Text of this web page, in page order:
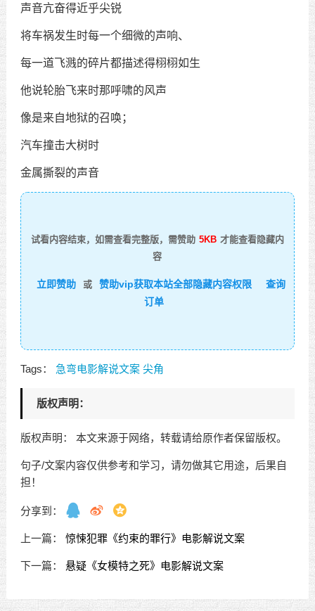
声音亢奋得近乎尖锐
将车祸发生时每一个细微的声响、
每一道飞溅的碎片都描述得栩栩如生
他说轮胎飞来时那呼啸的风声
像是来自地狱的召唤；
汽车撞击大树时
金属撕裂的声音
试看内容结束，如需查看完整版，需赞助 5KB 才能查看隐藏内
容
立即赞助 或 赞助vip获取本站全部隐藏内容权限
查询
订单
Tags： 急弯电影解说文案 尖角
版权声明：
版权声明： 本文来源于网络，转载请给原作者保留版权。
句子/文案内容仅供参考和学习，请勿做其它用途，后果自
担！
分享到：
上一篇： 惊悚犯罪《约束的罪行》电影解说文案
下一篇： 悬疑《女模特之死》电影解说文案